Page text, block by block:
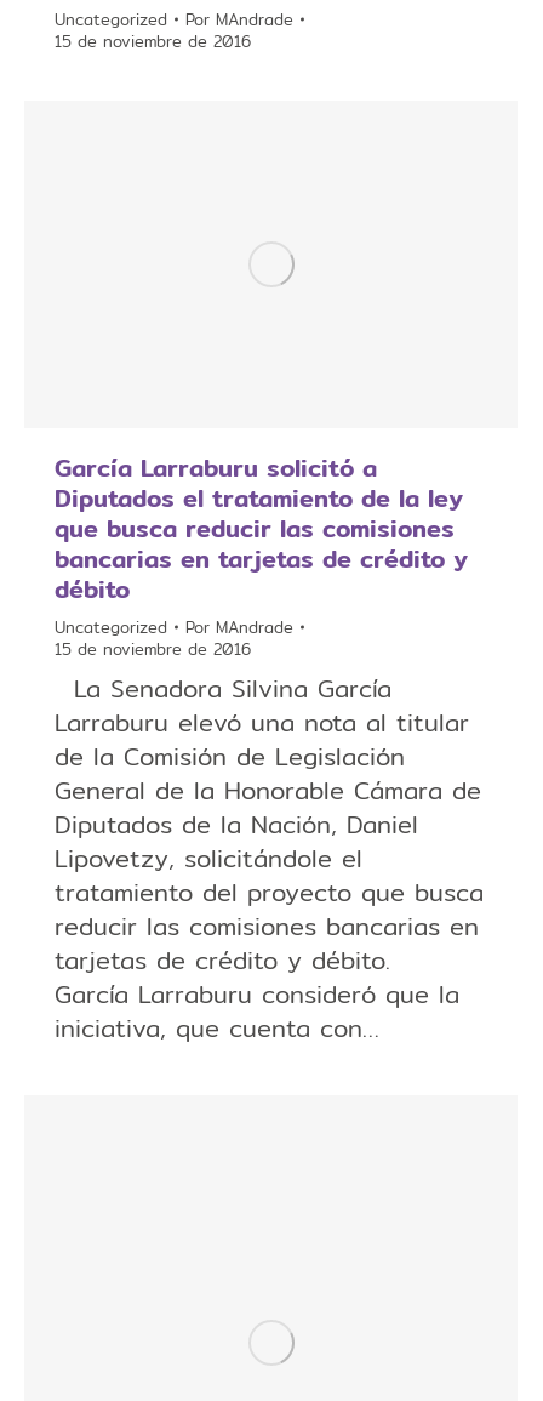
Uncategorized Por MAndrade
15 de noviembre de 2016
García Larraburu solicitó a
Diputados el tratamiento de la ley
que busca reducir las comisiones
bancarias en tarjetas de crédito y
débito
Uncategorized Por MAndrade
15 de noviembre de 2016
La Senadora Silvina García
Larraburu elevó una nota al titular
de la Comisión de Legislación
General de la Honorable Cámara de
Diputados de la Nación, Daniel
Lipovetzy, solicitándole el
tratamiento del proyecto que busca
reducir las comisiones bancarias en
tarjetas de crédito y débito.
García Larraburu consideró que la
iniciativa, que cuenta con…